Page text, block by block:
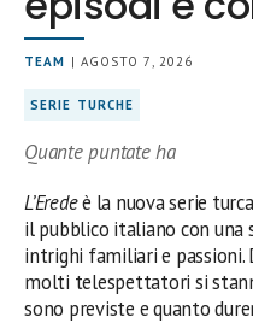
TEAM | AGOSTO 7, 2026
SERIE TURCHE
Quante puntate ha
L’Eredeè la nuova serie
il pubblico italiano con una
intrighi familiari e
molti telespettatori si
sono previste e quanto